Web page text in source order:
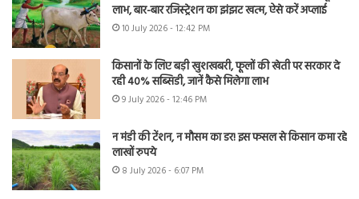
लाभ, बार-बार रजिस्ट्रेशन का झंझट खत्म, ऐसे करें अप्लाई
10 July 2026 - 12:42 PM
किसानों के लिए बड़ी खुशखबरी, फूलों की खेती पर सरकार दे
रही 40% सब्सिडी, जानें कैसे मिलेगा लाभ
9 July 2026 - 12:46 PM
न मंडी की टेंशन, न मौसम का डर! इस फसल से किसान कमा रहे
लाखों रुपये
8 July 2026 - 6:07 PM